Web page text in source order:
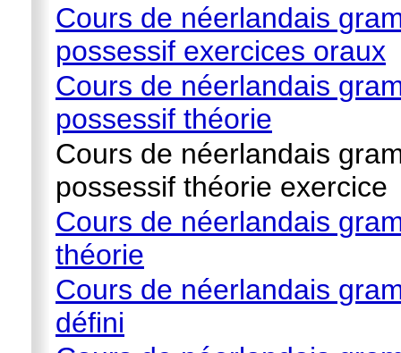
Cours de néerlandais
possessif exercices oraux
Cours de néerlandais
possessif théorie
Cours de néerlandais
possessif théorie exercice
Cours de néerlandais
théorie
Cours de néerlandais
défini